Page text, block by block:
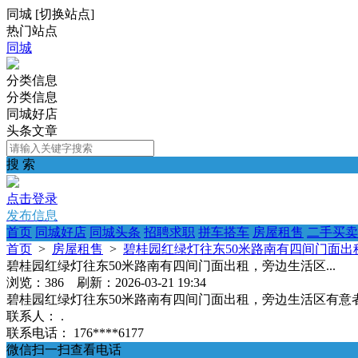
同城 [切换站点]
热门站点
同城
分类信息
分类信息
同城好店
头条文章
搜 索
点击登录
发布信息
首页 同城好店 同城头条 招聘求职 拼车搭车 房屋租售 二手买卖
首页 > 房屋租售 > 碧桂园红绿灯往东50米路南有四间门面出
碧桂园红绿灯往东50米路南有四间门面出租，旁边生活区...
浏览：386 刷新：2026-03-21 19:34
碧桂园红绿灯往东50米路南有四间门面出租，旁边生活区有
联系人：
.
联系电话：
176****6177
微信扫一扫查看电话